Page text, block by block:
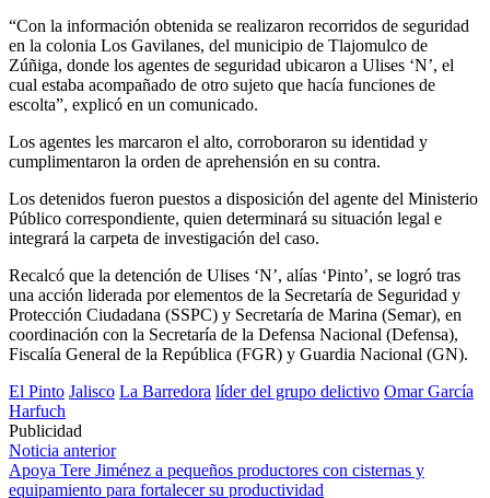
“Con la información obtenida se realizaron recorridos de seguridad
en la colonia Los Gavilanes, del municipio de Tlajomulco de
Zúñiga, donde los agentes de seguridad ubicaron a Ulises ‘N’, el
cual estaba acompañado de otro sujeto que hacía funciones de
escolta”, explicó en un comunicado.
Los agentes les marcaron el alto, corroboraron su identidad y
cumplimentaron la orden de aprehensión en su contra.
Los detenidos fueron puestos a disposición del agente del Ministerio
Público correspondiente, quien determinará su situación legal e
integrará la carpeta de investigación del caso.
Recalcó que la detención de Ulises ‘N’, alías ‘Pinto’, se logró tras
una acción liderada por elementos de la Secretaría de Seguridad y
Protección Ciudadana (SSPC) y Secretaría de Marina (Semar), en
coordinación con la Secretaría de la Defensa Nacional (Defensa),
Fiscalía General de la República (FGR) y Guardia Nacional (GN).
El Pinto Jalisco La Barredora líder del grupo delictivo Omar García
Harfuch
Publicidad
Navegación
de
Noticia anterior
Apoya Tere Jiménez a pequeños productores con cisternas y
equipamiento para fortalecer su productividad